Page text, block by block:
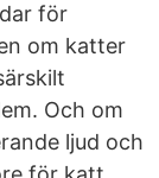
för
om katter
Och om
ljud och